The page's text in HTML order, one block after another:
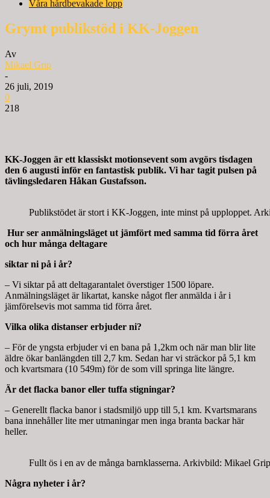
Våra hårdbevakade lopp
Grymt publikstöd i KK-Joggen
Av
Mikael Grip
-
26 juli, 2019
0
218
KK-Joggen är ett klassiskt motionsevent som avgörs tisdagen
den 6 augusti inför en fantastisk publik. Vi har tagit pulsen på
tävlingsledaren Håkan Gustafsson.
Publikstödet är stort i KK-Joggen, inte minst på upploppet.
Hur ser anmälningsläget ut jämfört med samma tid förra året
och hur många deltagare
siktar ni på i år?
– Vi siktar på att deltagarantalet överstiger 1500 löpare.
Anmälningsläget är likartat, kanske något fler anmälda i år i
jämförelsevis mot samma tid förra året.
Vilka olika distanser erbjuder ni?
– För de yngsta erbjuder vi en bana på 1,2km och när man blir lite
äldre ökar banlängden till 2,7 km. Sedan har vi sträckor på 5,1 km
och kvartsmara (10 549m) för de som vill springa lite längre.
Är det flacka banor eller tuffa stigningar?
– Generellt flacka banor i stadsmiljö upp till 5,1 km. Kvartsmarans
bana innehåller lite mer utmaningar men inga branta backar här
heller.
Fullt ös i en av de många barnklasserna. Arkivbild: Mikael Grip
Några nyheter i år?